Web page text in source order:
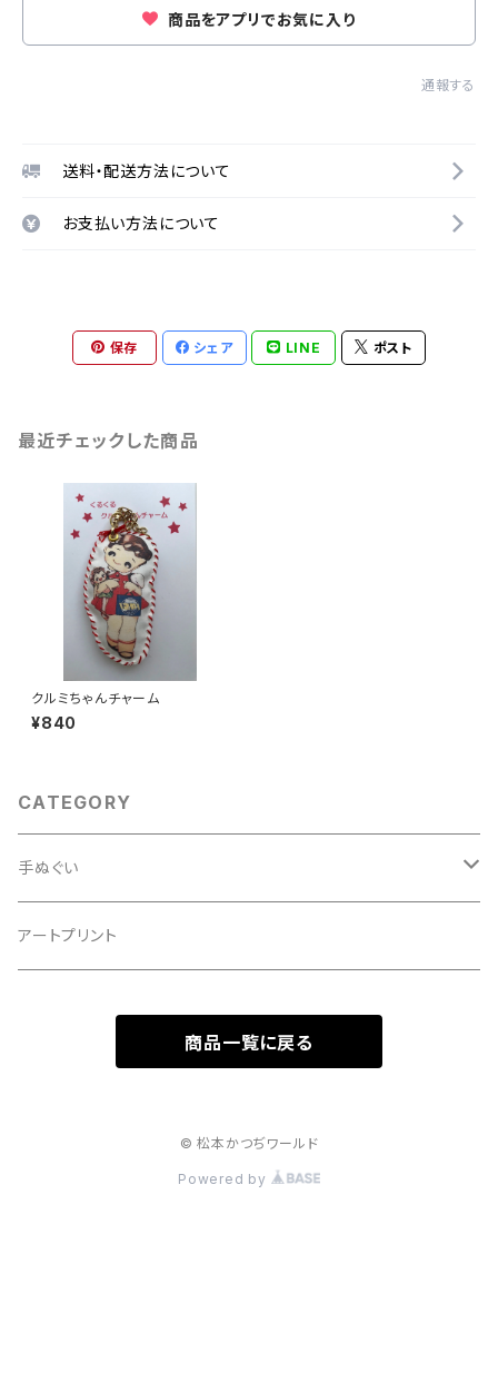
商品をアプリでお気に入り
通報する
送料・配送方法について
お支払い方法について
保存 シェア LINE ポスト
最近チェックした商品
クルミちゃんチャーム
¥840
CATEGORY
手ぬぐい
マクス
アートプリント
商品一覧に戻る
© 松本かつぢワールド
Powered by